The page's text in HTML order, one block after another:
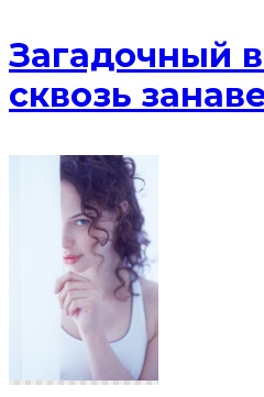
Загадочный
сквозь